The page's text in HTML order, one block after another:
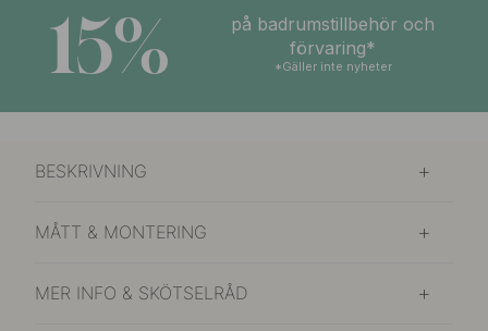
15%
på badrumstillbehör och
förvaring*
*Gäller inte nyheter
BESKRIVNING
MÅTT & MONTERING
MER INFO & SKÖTSELRÅD